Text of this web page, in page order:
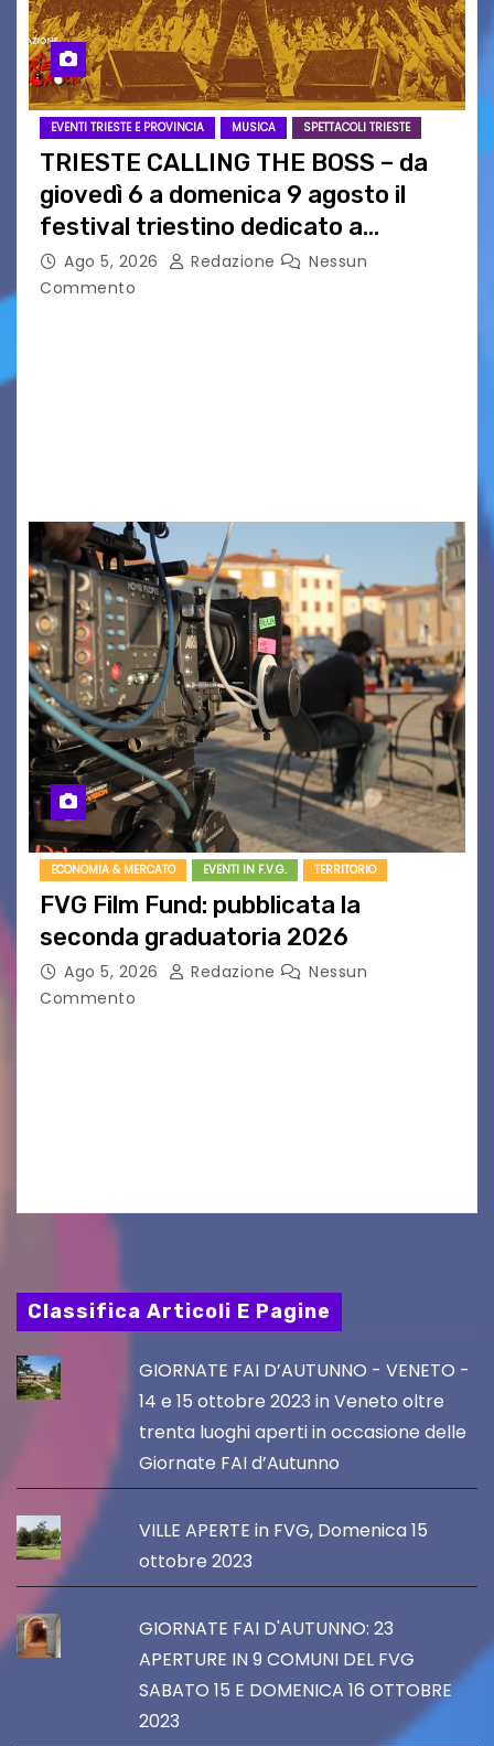
EVENTI TRIESTE E PROVINCIA MUSICA SPETTACOLI TRIESTE
TRIESTE CALLING THE BOSS – da
giovedì 6 a domenica 9 agosto il
festival triestino dedicato a
Springsteen
Ago 5, 2026 Redazione
Nessun
Commento
ECONOMIA & MERCATO EVENTI IN F.V.G. TERRITORIO
FVG Film Fund: pubblicata la
seconda graduatoria 2026
Ago 5, 2026 Redazione
Nessun
Commento
Classifica Articoli E Pagine
GIORNATE FAI D’AUTUNNO - VENETO -
14 e 15 ottobre 2023 in Veneto oltre
trenta luoghi aperti in occasione delle
Giornate FAI d’Autunno
VILLE APERTE in FVG, Domenica 15
ottobre 2023
GIORNATE FAI D'AUTUNNO: 23
APERTURE IN 9 COMUNI DEL FVG
SABATO 15 E DOMENICA 16 OTTOBRE
2023